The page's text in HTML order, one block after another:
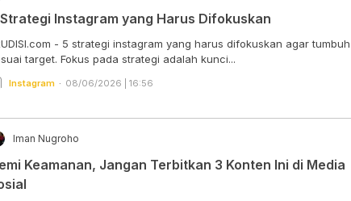
Instagram yang Harus Difokuskan
- 5 strategi instagram yang harus difokuskan agar tumbuh
target. Fokus pada strategi adalah kunci...
Instagram 08/06/2026 | 16:56
Iman Nugroho
Keamanan, Jangan Terbitkan 3 Konten Ini di Media